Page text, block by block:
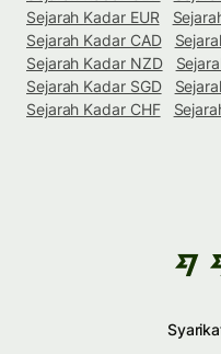
Sejarah Kadar EUR
Sejarah Kadar CAD
Sejarah Kadar NZD
Sejarah Kadar SGD
Sejarah Kadar CHF